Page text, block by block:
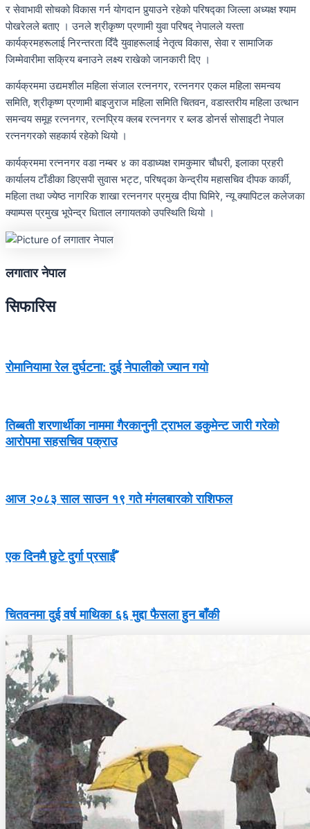
र सेवाभावी सोचको विकास गर्न योगदान पुर्‍याउने रहेको परिषद्का जिल्ला अध्यक्ष श्याम
पोखरेलले बताए । उनले श्रीकृष्ण प्रणामी युवा परिषद् नेपालले यस्ता
कार्यक्रमहरूलाई निरन्तरता दिँदै युवाहरूलाई नेतृत्व विकास, सेवा र सामाजिक
जिम्मेवारीमा सक्रिय बनाउने लक्ष्य राखेको जानकारी दिए ।
कार्यक्रममा उद्यमशील महिला संजाल रत्ननगर, रत्ननगर एकल महिला समन्वय
समिति, श्रीकृष्ण प्रणामी बाइजुराज महिला समिति चितवन, वडास्तरीय महिला उत्थान
समन्वय समूह रत्ननगर, रत्नप्रिय क्लब रत्ननगर र ब्लड डोनर्स सोसाइटी नेपाल
रत्ननगरको सहकार्य रहेको थियो ।
कार्यक्रममा रत्ननगर वडा नम्बर ४ का वडाध्यक्ष रामकुमार चौधरी, इलाका प्रहरी
कार्यालय टाँडीका डिएसपी सुवास भट्ट, परिषद्का केन्द्रीय महासचिव दीपक कार्की,
महिला तथा ज्येष्ठ नागरिक शाखा रत्ननगर प्रमुख दीपा घिमिरे, न्यू क्यापिटल कलेजका
क्याम्पस प्रमुख भूपेन्द्र धिताल लगायतको उपस्थिति थियो ।
लगातार नेपाल
सिफारिस
रोमानियामा रेल दुर्घटना: दुई नेपालीको ज्यान गयो
तिब्बती शरणार्थीका नाममा गैरकानुनी ट्राभल डकुमेन्ट जारी गरेको
आरोपमा सहसचिव पक्राउ
आज २०८३ साल साउन १९ गते मंगलबारको राशिफल
एक दिनमै छुटे दुर्गा प्रसाईँ
चितवनमा दुई वर्ष माथिका ६६ मुद्दा फैसला हुन बाँकी